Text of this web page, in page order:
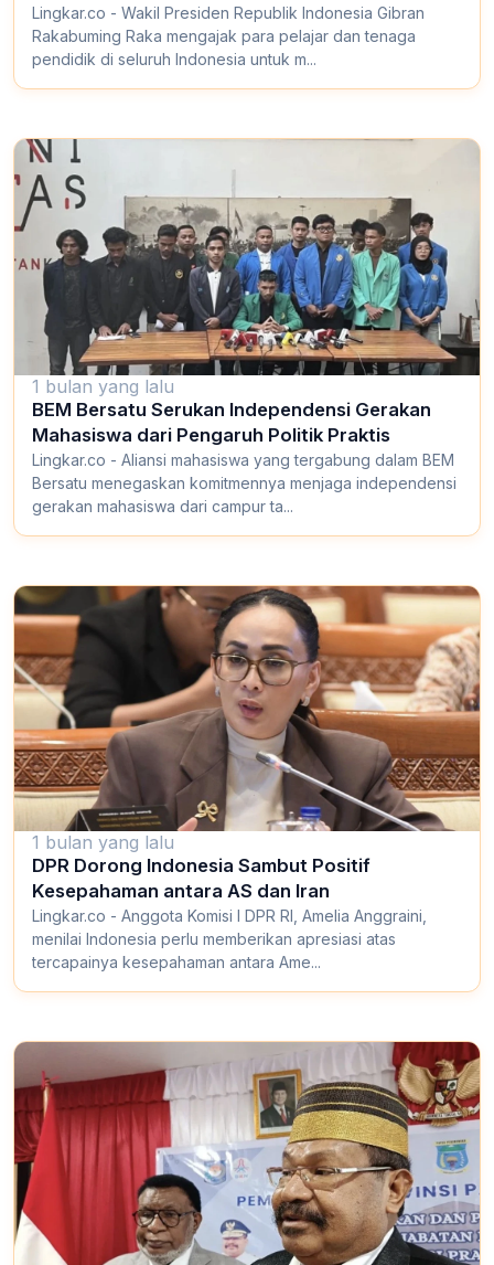
Lingkar.co - Wakil Presiden Republik Indonesia Gibran
Rakabuming Raka mengajak para pelajar dan tenaga
pendidik di seluruh Indonesia untuk m...
1 bulan yang lalu
BEM Bersatu Serukan Independensi Gerakan
Mahasiswa dari Pengaruh Politik Praktis
Lingkar.co - Aliansi mahasiswa yang tergabung dalam BEM
Bersatu menegaskan komitmennya menjaga independensi
gerakan mahasiswa dari campur ta...
1 bulan yang lalu
DPR Dorong Indonesia Sambut Positif
Kesepahaman antara AS dan Iran
Lingkar.co - Anggota Komisi I DPR RI, Amelia Anggraini,
menilai Indonesia perlu memberikan apresiasi atas
tercapainya kesepahaman antara Ame...